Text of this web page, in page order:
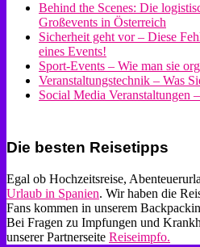
Behind the Scenes: Die
Großevents in Österreich
Sicherheit geht vor – Diese
eines Events!
Sport-Events – Wie man sie
Veranstaltungstechnik – Was
Social Media Veranstaltungen
Die besten Reisetipps
Egal ob Hochzeitsreise,
Urlaub in Spanien. Wir haben die
Fans kommen in unserem
Bei Fragen zu Impfungen und
unserer Partnerseite Reiseimpfo.